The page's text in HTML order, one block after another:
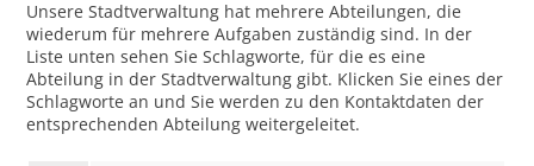
Unsere Stadtverwaltung hat mehrere Abteilungen, die
wiederum für mehrere Aufgaben zuständig sind. In der
Liste unten sehen Sie Schlagworte, für die es eine
Abteilung in der Stadtverwaltung gibt. Klicken Sie eines der
Schlagworte an und Sie werden zu den Kontaktdaten der
entsprechenden Abteilung weitergeleitet.